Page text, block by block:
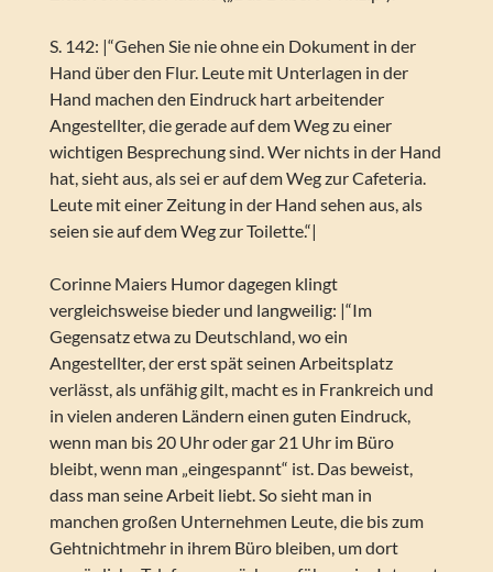
S. 142: |“Gehen Sie nie ohne ein Dokument in der
Hand über den Flur. Leute mit Unterlagen in der
Hand machen den Eindruck hart arbeitender
Angestellter, die gerade auf dem Weg zu einer
wichtigen Besprechung sind. Wer nichts in der Hand
hat, sieht aus, als sei er auf dem Weg zur Cafeteria.
Leute mit einer Zeitung in der Hand sehen aus, als
seien sie auf dem Weg zur Toilette.“|
Corinne Maiers Humor dagegen klingt
vergleichsweise bieder und langweilig: |“Im
Gegensatz etwa zu Deutschland, wo ein
Angestellter, der erst spät seinen Arbeitsplatz
verlässt, als unfähig gilt, macht es in Frankreich und
in vielen anderen Ländern einen guten Eindruck,
wenn man bis 20 Uhr oder gar 21 Uhr im Büro
bleibt, wenn man „eingespannt“ ist. Das beweist,
dass man seine Arbeit liebt. So sieht man in
manchen großen Unternehmen Leute, die bis zum
Gehtnichtmehr in ihrem Büro bleiben, um dort